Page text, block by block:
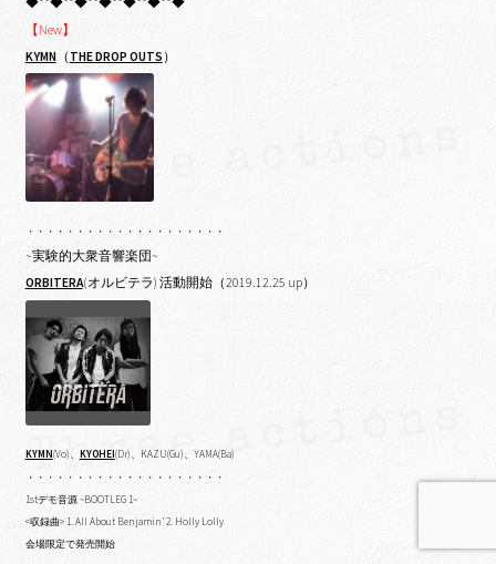
【New】
KYMN（ THE DROP OUTS ）
・・・・・・・・・・・・・・・・・・・・
~実験的大衆音響楽団~
ORBITERA(オルビテラ) 活動開始（2019.12.25 up）
KYMN(Vo)、 KYOHEI(Dr)、KAZU(Gu)、YAMA(Ba)
・・・・・・・・・・・・・・・・・・・・
1stデモ音源 ~BOOTLEG 1~
<収録曲> 1. All About Benjamin’ 2. Holly Lolly
会場限定で発売開始